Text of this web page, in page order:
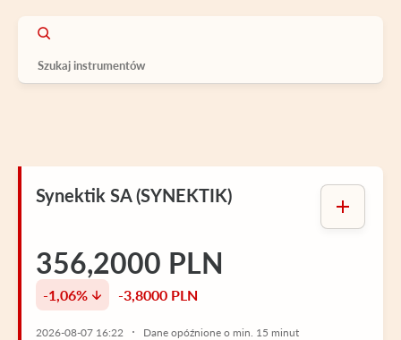
Synektik SA (SYNEKTIK)
356,2000 PLN
-1,06% -3,8000 PLN
2026-08-07 16:22 Dane opóźnione o min. 15 minut